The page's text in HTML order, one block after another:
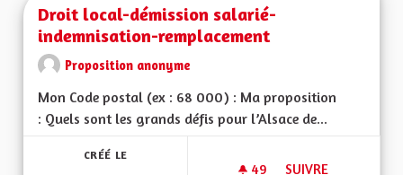
Droit local-démission salarié-
indemnisation-remplacement
Proposition anonyme
Mon Code postal (ex : 68 000) : Ma proposition
: Quels sont les grands défis pour l’Alsace de...
CRÉÉ LE
49 49 ABONNÉS
SUIVRE